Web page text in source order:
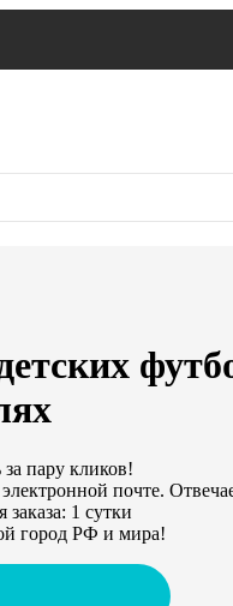
пару кликов!
почте.
1 сутки
город РФ и мира!